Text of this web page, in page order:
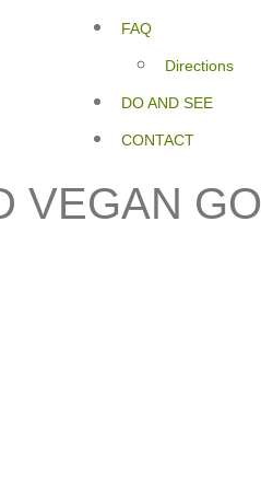
FAQ
Directions
DO AND SEE
CONTACT
VEGAN